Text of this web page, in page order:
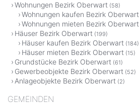
Wohnungen Bezirk Oberwart (58)
Wohnungen kaufen Bezirk Oberwart
Wohnungen mieten Bezirk Oberwart
Häuser Bezirk Oberwart (199)
Häuser kaufen Bezirk Oberwart (184)
Häuser mieten Bezirk Oberwart (15)
Grundstücke Bezirk Oberwart (61)
Gewerbeobjekte Bezirk Oberwart (52)
Anlageobjekte Bezirk Oberwart (2)
GEMEINDEN